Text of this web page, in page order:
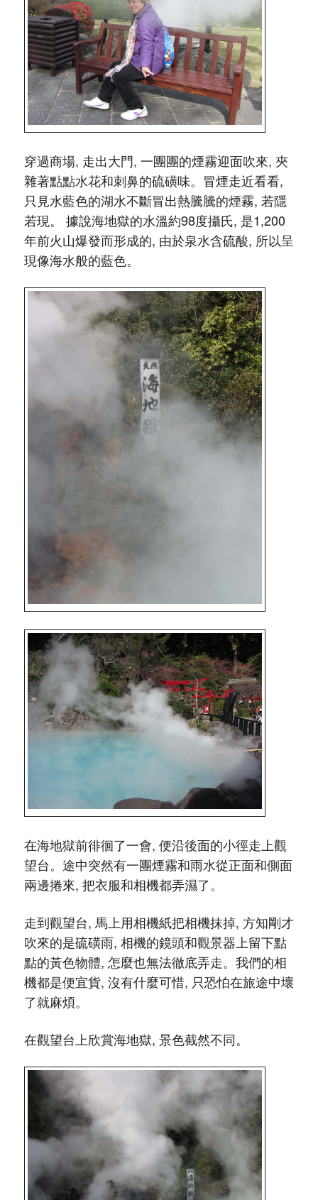
穿過商場, 走出大門, 一團團的煙霧迎面吹來, 夾
雜著點點水花和刺鼻的硫磺味。冒煙走近看看,
只見水藍色的湖水不斷冒出熱騰騰的煙霧, 若隱
若現。 據說海地獄的水溫約98度攝氏, 是1,200
年前火山爆發而形成的, 由於泉水含硫酸, 所以呈
現像海水般的藍色。
在海地獄前徘徊了一會, 便沿後面的小徑走上觀
望台。途中突然有一團煙霧和雨水從正面和側面
兩邊捲來, 把衣服和相機都弄濕了。
走到觀望台, 馬上用相機紙把相機抹掉, 方知剛才
吹來的是硫磺雨, 相機的鏡頭和觀景器上留下點
點的黃色物體, 怎麼也無法徹底弄走。我們的相
機都是便宜貨, 沒有什麼可惜, 只恐怕在旅途中壞
了就麻煩。
在觀望台上欣賞海地獄, 景色截然不同。